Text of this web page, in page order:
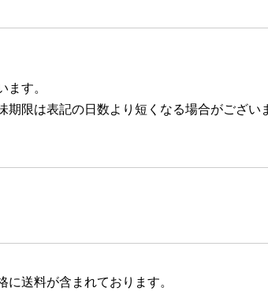
す。
期限は表記の日数より短くなる場合がござい
送料が含まれております。